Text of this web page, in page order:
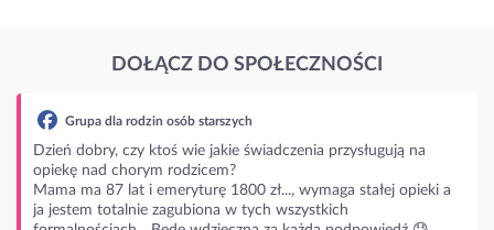
DOŁĄCZ DO SPOŁECZNOŚCI
a